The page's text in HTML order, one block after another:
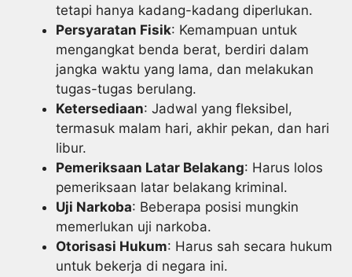
tetapi hanya kadang-kadang diperlukan.
Persyaratan Fisik: Kemampuan untuk
mengangkat benda berat, berdiri dalam
jangka waktu yang lama, dan melakukan
tugas-tugas berulang.
Ketersediaan: Jadwal yang fleksibel,
termasuk malam hari, akhir pekan, dan hari
libur.
Pemeriksaan Latar Belakang: Harus lolos
pemeriksaan latar belakang kriminal.
Uji Narkoba: Beberapa posisi mungkin
memerlukan uji narkoba.
Otorisasi Hukum: Harus sah secara hukum
untuk bekerja di negara ini.